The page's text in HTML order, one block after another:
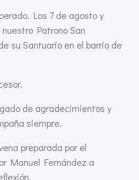
Los 7 de agosto y
Patrono San
su Santuario en el barrio de
de agradecimientos y
siempre.
preparada por el
Manuel Fernández a